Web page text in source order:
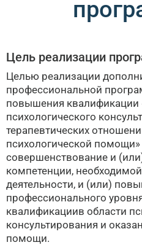
Цель реализации
Целью реализации
профессиональной
повышения квалификации
психологического
терапевтических
психологической
совершенствование и
компетенции,
деятельности, и (или)
профессионального
квалификациив области
консультирования и
помощи.